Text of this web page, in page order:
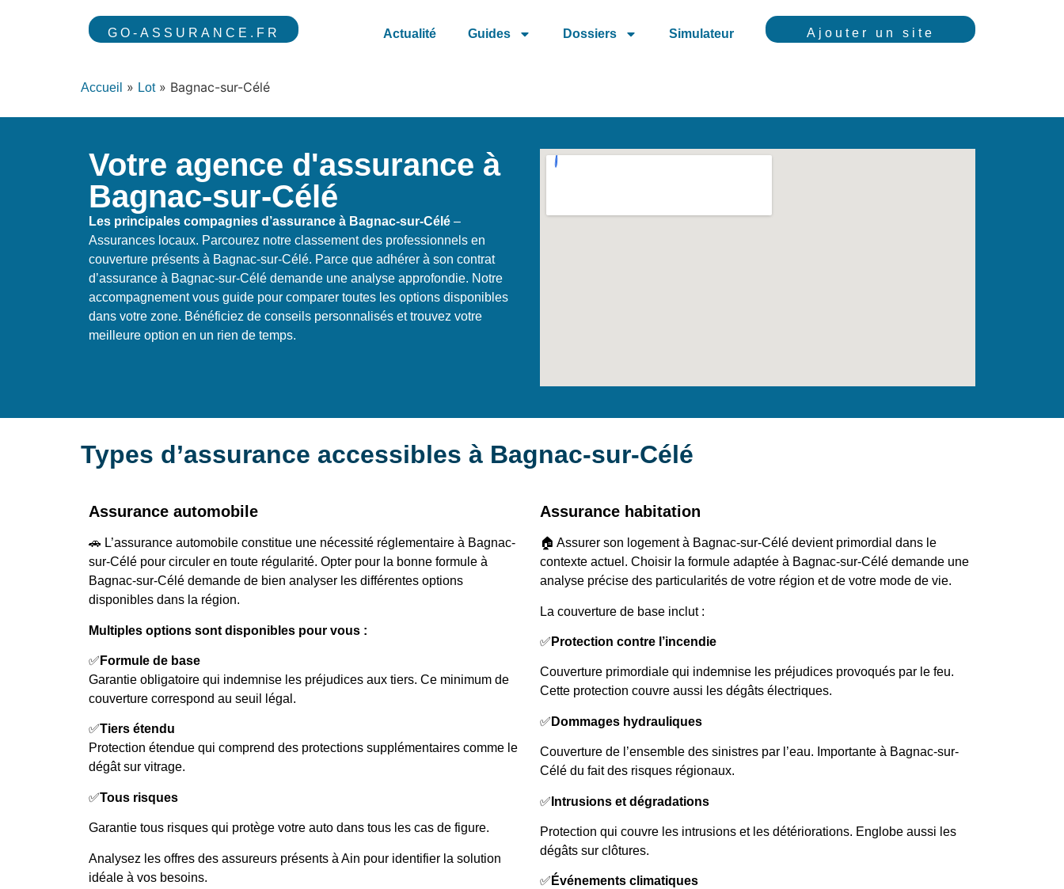
GO-ASSURANCE.FR Actualité Guides Dossiers Simulateur Ajouter un site
Accueil » Lot» Bagnac-sur-Célé
Votre agence d'assurance à
Bagnac-sur-Célé
Les principales compagnies d’assurance à Bagnac-sur-Célé –
Assurances locaux. Parcourez notre classement des professionnels en
couverture présents à Bagnac-sur-Célé. Parce que adhérer à son contrat
d’assurance à Bagnac-sur-Célé demande une analyse approfondie. Notre
accompagnement vous guide pour comparer toutes les options disponibles
dans votre zone. Bénéficiez de conseils personnalisés et trouvez votre
meilleure option en un rien de temps.
Types d’assurance accessibles à Bagnac-sur-Célé
Assurance automobile
🚗 L’assurance automobile constitue une nécessité réglementaire à Bagnac-
sur-Célé pour circuler en toute régularité. Opter pour la bonne formule à
Bagnac-sur-Célé demande de bien analyser les différentes options
disponibles dans la région.
Multiples options sont disponibles pour vous :
✅ Formule de base
Garantie obligatoire qui indemnise les préjudices aux tiers. Ce minimum de
couverture correspond au seuil légal.
✅Tiers étendu
Protection étendue qui comprend des protections supplémentaires comme le
dégât sur vitrage.
✅Tous risques
Garantie tous risques qui protège votre auto dans tous les cas de figure.
Analysez les offres des assureurs présents à Ain pour identifier la solution
idéale à vos besoins.
Assurance habitation
🏠 Assurer son logement à Bagnac-sur-Célé devient primordial dans le
contexte actuel. Choisir la formule adaptée à Bagnac-sur-Célé demande une
analyse précise des particularités de votre région et de votre mode de vie.
La couverture de base inclut :
✅ Protection contre l’incendie
Couverture primordiale qui indemnise les préjudices provoqués par le feu.
Cette protection couvre aussi les dégâts électriques.
✅ Dommages hydrauliques
Couverture de l’ensemble des sinistres par l’eau. Importante à Bagnac-sur-
Célé du fait des risques régionaux.
✅ Intrusions et dégradations
Protection qui couvre les intrusions et les détériorations. Englobe aussi les
dégâts sur clôtures.
✅ Événements climatiques